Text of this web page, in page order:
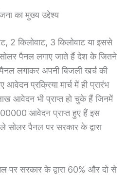
का मुख्य उद्देश्य
2 किलोवाट, 3 किलोवाट या इससे
पैनल लगाए जाते हैं देश के जितने
लगाकर अपनी बिजली खर्च की
प्रक्रिया मार्च में ही प्रारंभ
आवेदन भी प्राप्त हो चुके हैं जिनमें
आवेदन प्राप्त हुए हैं इस
सोलर पैनल पर सरकार के द्वारा
पर सरकार के द्वारा 60% और दो से